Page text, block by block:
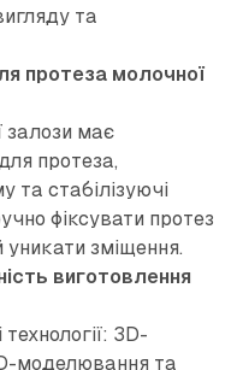
та
протеза молочної
залози має
протеза,
та стабілізуючі
фіксувати протез
уникати зміщення.
виготовлення
3D-
моделювання та